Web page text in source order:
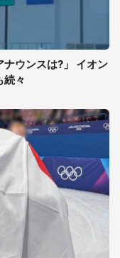
ナウンスは?」 イオン
続々